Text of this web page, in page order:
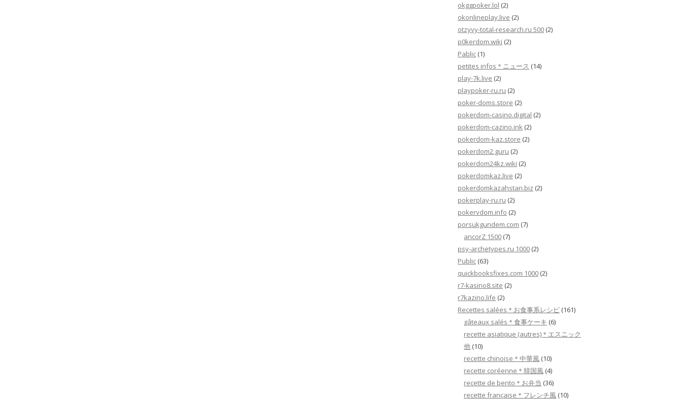
okggpoker.lol (2)
okonlineplay.live (2)
otzyvy-total-research.ru 500 (2)
p0kerdom.wiki (2)
Pablic (1)
petites infos＊ニュース (14)
play-7k.live (2)
playpoker-ru.ru (2)
poker-doms.store (2)
pokerdom-casino.digital (2)
pokerdom-cazino.ink (2)
pokerdom-kaz.store (2)
pokerdom2.guru (2)
pokerdom24kz.wiki (2)
pokerdomkaz.live (2)
pokerdomkazahstan.biz (2)
pokerplay-ru.ru (2)
pokervdom.info (2)
porsukgundem.com (7)
ancorZ 1500 (7)
psy-archetypes.ru 1000 (2)
Public (63)
quickbooksfixes.com 1000 (2)
r7-kasino8.site (2)
r7kazino.life (2)
Recettes salées＊お食事系レシピ (161)
gâteaux salés＊食事ケーキ (6)
recette asiatique (autres)＊エスニック
他 (10)
recette chinoise＊中華風 (10)
recette coréenne＊韓国風 (4)
recette de bento＊お弁当 (36)
recette française＊フレンチ風 (10)